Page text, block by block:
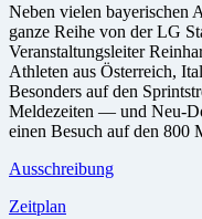
Neben vielen bayerischen
ganze Reihe von der LG
Veranstaltungsleiter
Athleten aus Österreich,
Besonders auf den
Meldezeiten — und Neu-
einen Besuch auf den 800
Ausschreibung
Zeitplan